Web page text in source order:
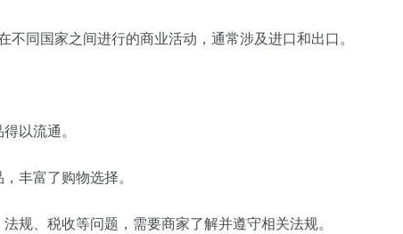
同国家之间进行的商业活动，通常涉及进口和出口。
以流通。
丰富了购物选择。
规、税收等问题，需要商家了解并遵守相关法规。